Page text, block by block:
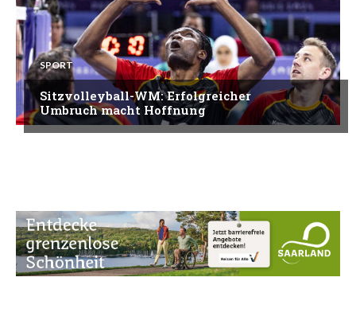
SPORT
Sitzvolleyball-WM: Erfolgreicher
Umbruch macht Hoffnung